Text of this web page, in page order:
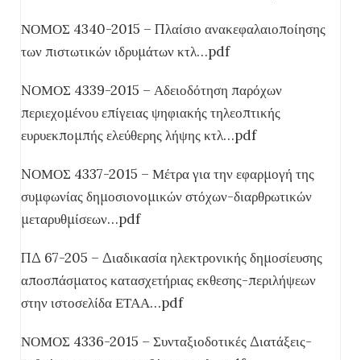
ΝΟΜΟΣ 4340-2015 – Πλαίσιο ανακεφαλαιοποίησης
των πιστωτικών ιδρυμάτων κτλ…pdf
NΟΜΟΣ 4339-2015 – Αδειοδότηση παρόχων
περιεχομένου επίγειας ψηφιακής τηλεοπτικής
ευρυεκπομπής ελεύθερης λήψης κτλ…pdf
NΟΜΟΣ 4337-2015 – Μέτρα για την εφαρμογή της
συμφωνίας δημοσιονομικών στόχων-διαρθρωτικών
μεταρυθμίσεων…pdf
ΠΔ 67-205 – Διαδικασία ηλεκτρονικής δημοσίευσης
αποσπάσματος κατασχετήριας εκθεσης-περιλήψεων
στην ιστοσελίδα ΕΤΑΑ…pdf
ΝΟΜΟΣ 4336-2015 – Συνταξιοδοτικές Διατάξεις-